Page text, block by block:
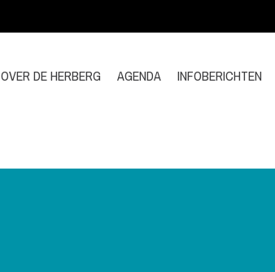
OVER DE HERBERG AGENDA INFOBERICHTEN